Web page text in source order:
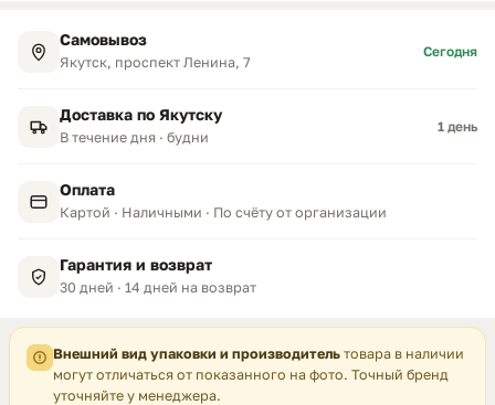
Самовывоз
Якутск, проспект Ленина, 7
Сегодня
Доставка по Якутску
В течение дня · будни
1 день
Оплата
Картой · Наличными · По счёту от организации
Гарантия и возврат
30 дней · 14 дней на возврат
Внешний вид упаковки и производитель товара в наличии
могут отличаться от показанного на фото. Точный бренд
уточняйте у менеджера.